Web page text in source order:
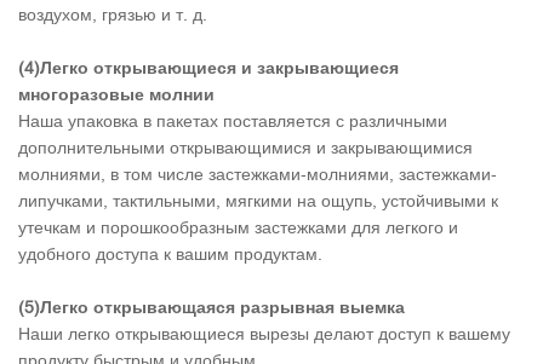
воздухом, грязью и т. д.
(4)Легко открывающиеся и закрывающиеся
многоразовые молнии
Наша упаковка в пакетах поставляется с различными
дополнительными открывающимися и закрывающимися
молниями, в том числе застежками-молниями, застежками-
липучками, тактильными, мягкими на ощупь, устойчивыми к
утечкам и порошкообразным застежками для легкого и
удобного доступа к вашим продуктам.
(5)Легко открывающаяся разрывная выемка
Наши легко открывающиеся вырезы делают доступ к вашему